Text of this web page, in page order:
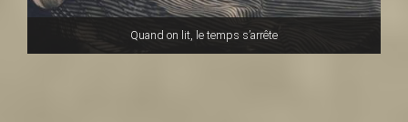
Quand on lit, le temps s’arrête